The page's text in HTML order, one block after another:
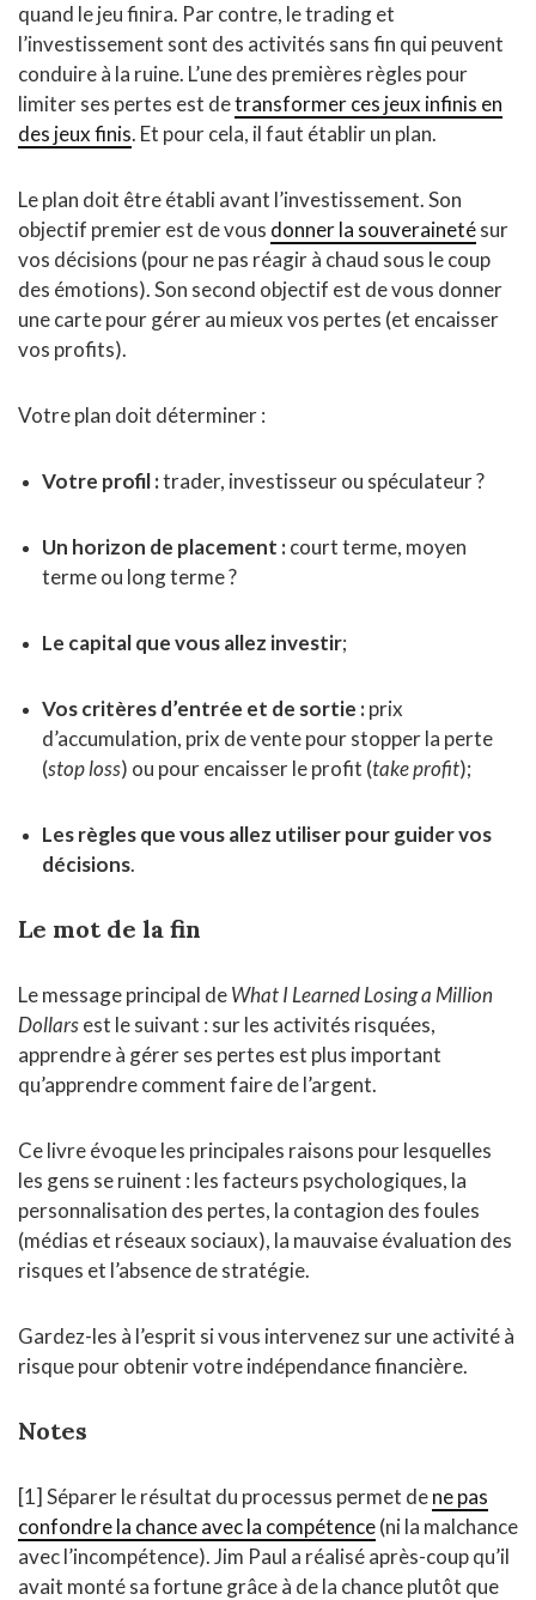
quand le jeu finira. Par contre, le trading et
l’investissement sont des activités sans fin qui peuvent
conduire à la ruine. L’une des premières règles pour
limiter ses pertes est detransformer ces jeux infinis en
des jeux finis. Et pour cela, il faut établir un plan.
Le plan doit être établi avant l’investissement. Son
objectif premier est de vous donner la souverainetésur
vos décisions (pour ne pas réagir à chaud sous le coup
des émotions). Son second objectif est de vous donner
une carte pour gérer au mieux vos pertes (et encaisser
vos profits).
Votre plan doit déterminer :
Votre profil :trader, investisseur ou spéculateur ?
Un horizon de placement :court terme, moyen
terme ou long terme ?
Le capital que vous allez investir;
Vos critères d’entrée et de sortie :prix
d’accumulation, prix de vente pour stopper la perte
(stop loss) ou pour encaisser le profit (take profit);
Les règles que vous allez utiliser pour guider vos
décisions.
Le mot de la fin
Le message principal deWhat I Learned Losing a Million
Dollarsest le suivant : sur les activités risquées,
apprendre à gérer ses pertes est plus important
qu’apprendre comment faire de l’argent.
Ce livre évoque les principales raisons pour lesquelles
les gens se ruinent : les facteurs psychologiques, la
personnalisation des pertes, la contagion des foules
(médias et réseaux sociaux), la mauvaise évaluation des
risques et l’absence de stratégie.
Gardez-les à l’esprit si vous intervenez sur une activité à
risque pour obtenir votre indépendance financière.
Notes
[1] Séparer le résultat du processus permet dene pas
confondre la chance avec la compétence(ni la malchance
avec l’incompétence). Jim Paul a réalisé après-coup qu’il
avait monté sa fortune grâce à de la chance plutôt que